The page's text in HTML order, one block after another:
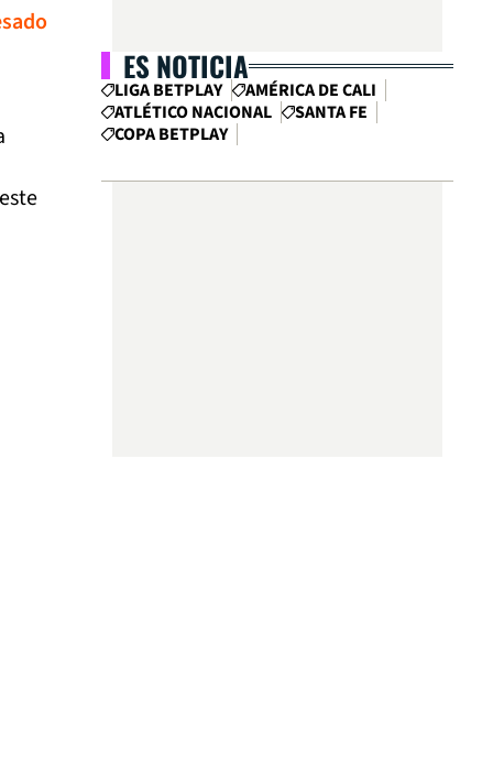
ES NOTICIA
LIGA BETPLAY
AMÉRICA DE CALI
ATLÉTICO NACIONAL
SANTA FE
COPA BETPLAY